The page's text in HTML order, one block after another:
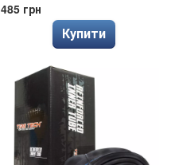
485 грн
Купити